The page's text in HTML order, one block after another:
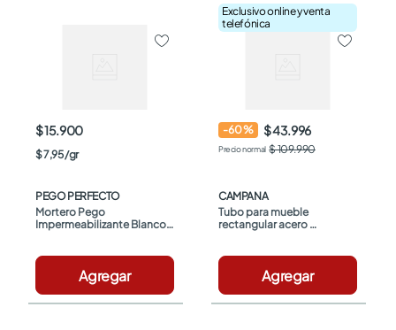
$ 15.900
$7,95/gr
PEGO PERFECTO
Mortero Pego
Impermeabilizante Blanco x
Agregar
Exclusivo online y venta
telefónica
-60% $ 43.996
$ 109.990
CAMPANA
Tubo para mueble
rectangular acero
Agregar